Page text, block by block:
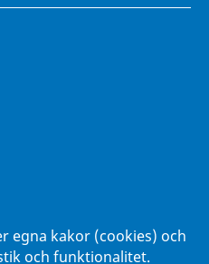
egna kakor (cookies) och
och funktionalitet.